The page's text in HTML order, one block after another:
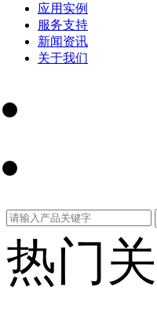
应用实例
服务支持
新闻资讯
关于我们
热门